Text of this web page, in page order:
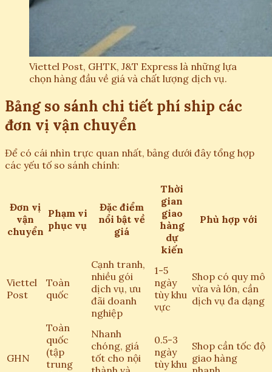
Viettel Post, GHTK, J&T Express là những lựa
chọn hàng đầu về giá và chất lượng dịch vụ.
Bảng so sánh chi tiết phí ship các
đơn vị vận chuyển
Để có cái nhìn trực quan nhất, bảng dưới đây tổng hợp
các yếu tố so sánh chính:
Đơn vị
vận
chuyển
Phạm vi
phục vụ
Đặc điểm
nổi bật về
giá
Thời
gian
giao
hàng
dự
kiến
Phù hợp với
Viettel
Post
Toàn
quốc
Cạnh tranh,
nhiều gói
dịch vụ, ưu
đãi doanh
nghiệp
1-5
ngày
tùy khu
vực
Shop có quy mô
vừa và lớn, cần
dịch vụ đa dạng
GHN
Toàn
quốc
(tập
trung
Nhanh
chóng, giá
tốt cho nội
0.5-3
ngày
tùy khu
Shop cần tốc độ
giao hàng